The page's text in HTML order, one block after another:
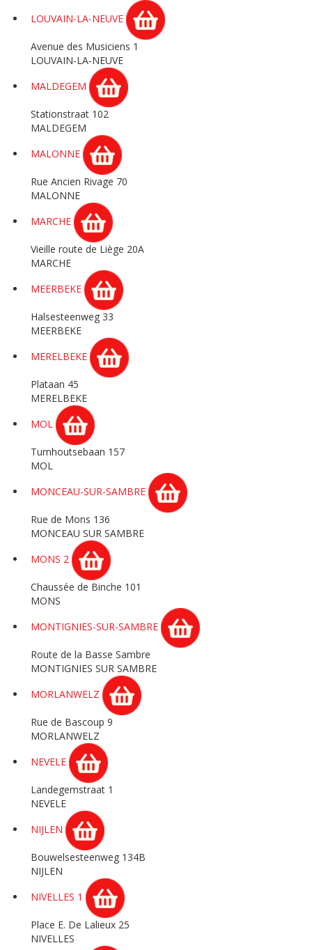
LOUVAIN-LA-NEUVE
Avenue des Musiciens 1
LOUVAIN-LA-NEUVE
MALDEGEM
Stationstraat 102
MALDEGEM
MALONNE
Rue Ancien Rivage 70
MALONNE
MARCHE
Vieille route de Liège 20A
MARCHE
MEERBEKE
Halsesteenweg 33
MEERBEKE
MERELBEKE
Plataan 45
MERELBEKE
MOL
Turnhoutsebaan 157
MOL
MONCEAU-SUR-SAMBRE
Rue de Mons 136
MONCEAU SUR SAMBRE
MONS 2
Chaussée de Binche 101
MONS
MONTIGNIES-SUR-SAMBRE
Route de la Basse Sambre
MONTIGNIES SUR SAMBRE
MORLANWELZ
Rue de Bascoup 9
MORLANWELZ
NEVELE
Landegemstraat 1
NEVELE
NIJLEN
Bouwelsesteenweg 134B
NIJLEN
NIVELLES 1
Place E. De Lalieux 25
NIVELLES